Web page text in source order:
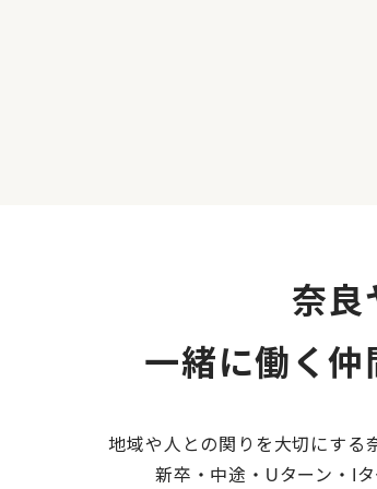
奈良
一緒に働く仲
地域や人との関りを大切にする
新卒・中途・Uターン・I